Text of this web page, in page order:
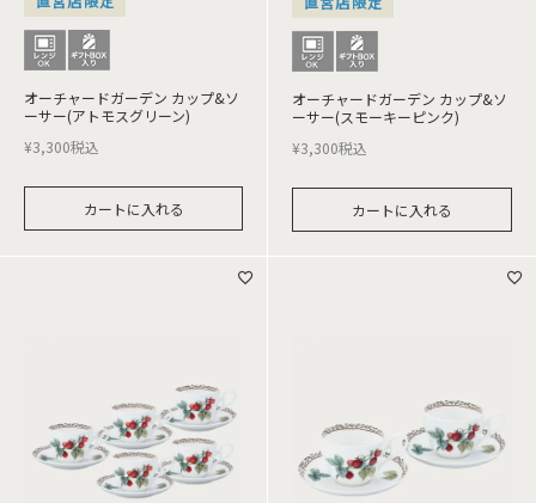
オーチャードガーデン カップ&ソ
ーサー(アトモスグリーン)
¥3,300税込
カートに入れる
オーチャードガーデン カップ&ソ
ーサー(スモーキーピンク)
¥3,300税込
カートに入れる